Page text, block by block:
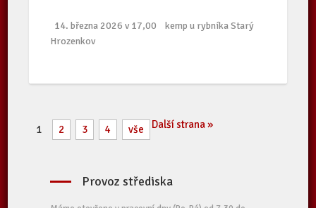
14. března 2026 v 17,00 kemp u rybníka Starý
Hrozenkov
1 2 3 4 vše Další strana »
Provoz střediska